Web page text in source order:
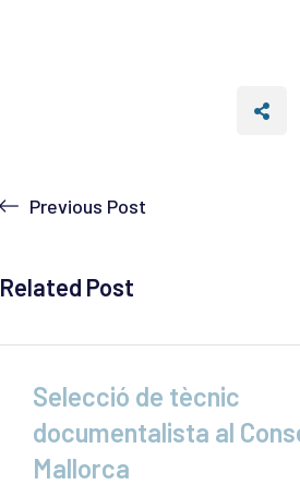
Previous Post
Related Post
Selecció de tècnic
documentalista al
Mallorca